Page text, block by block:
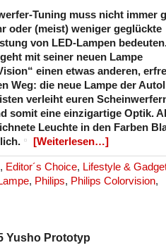
Tuning muss nicht immer
oder (meist) weniger geglückte
von LED-Lampen
mit seiner neuen Lampe
einen etwas anderen,
Weg: die neue Lampe der
verleiht euren
somit eine einzigartige Optik.
Leuchte in den Farben
[Weiterlesen…]
, Editor´s Choice, Lifestyle &
, Philips, Philips Colorvision,
Yusho Prototyp